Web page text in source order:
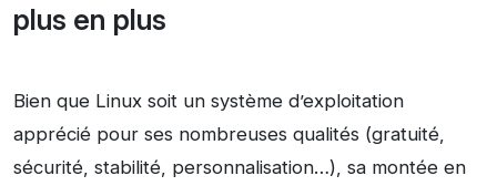
plus en plus
Bien que Linux soit un système d’exploitation
apprécié pour ses nombreuses qualités (gratuité,
sécurité, stabilité, personnalisation…), sa montée en